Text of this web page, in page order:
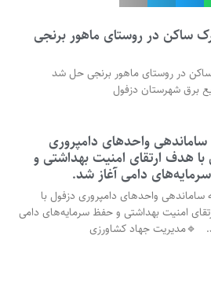
در روستای ماهور برنجی
در روستای ماهور برنجی حل شد
برق شهرستان دزفول
ساماندهی واحدهای دامپروری
با هدف ارتقای امنیت بهداشتی و
دامی آغاز شد.
ساماندهی واحدهای دامپروری دزفول با
امنیت بهداشتی و حفظ سرمایه‌های دامی
🔹مدیریت جهاد کشاورزی